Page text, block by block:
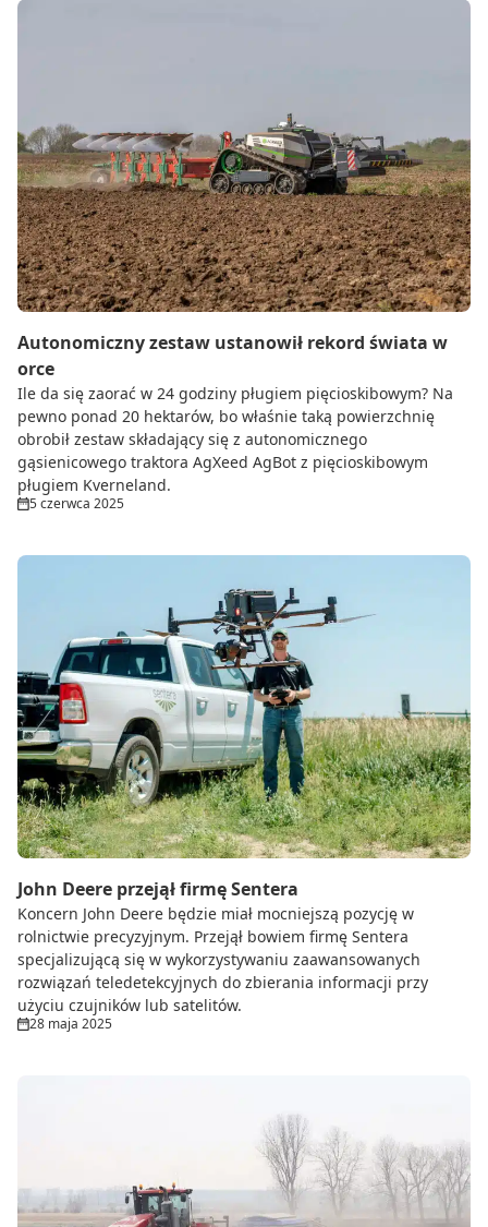
Autonomiczny zestaw ustanowił rekord świata w
orce
Ile da się zaorać w 24 godziny pługiem pięcioskibowym? Na
pewno ponad 20 hektarów, bo właśnie taką powierzchnię
obrobił zestaw składający się z autonomicznego
gąsienicowego traktora AgXeed AgBot z pięcioskibowym
pługiem Kverneland.
5 czerwca 2025
John Deere przejął firmę Sentera
Koncern John Deere będzie miał mocniejszą pozycję w
rolnictwie precyzyjnym. Przejął bowiem firmę Sentera
specjalizującą się w wykorzystywaniu zaawansowanych
rozwiązań teledetekcyjnych do zbierania informacji przy
użyciu czujników lub satelitów.
28 maja 2025